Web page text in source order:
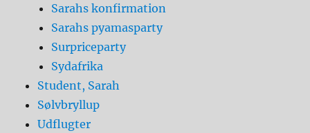
Sarahs konfirmation
Sarahs pyamasparty
Surpriceparty
Sydafrika
Student, Sarah
Sølvbryllup
Udflugter